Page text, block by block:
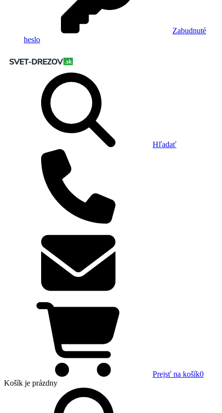
Zabudnuté
heslo
Hľadať
Prejsť na košík0
Košík je prázdny